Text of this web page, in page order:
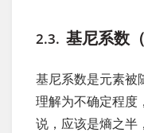
2.3. 基尼系数
基尼系数是元素被
理解为不确定程度
说，应该是熵之半